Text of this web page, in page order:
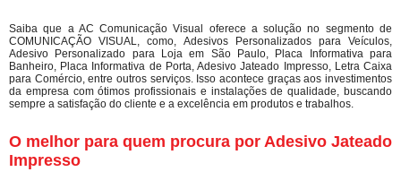
Saiba que a AC Comunicação Visual oferece a solução no segmento de
COMUNICAÇÃO VISUAL, como, Adesivos Personalizados para Veículos,
Adesivo Personalizado para Loja em São Paulo, Placa Informativa para
Banheiro, Placa Informativa de Porta, Adesivo Jateado Impresso, Letra Caixa
para Comércio, entre outros serviços. Isso acontece graças aos investimentos
da empresa com ótimos profissionais e instalações de qualidade, buscando
sempre a satisfação do cliente e a excelência em produtos e trabalhos.
O melhor para quem procura por Adesivo Jateado
Impresso